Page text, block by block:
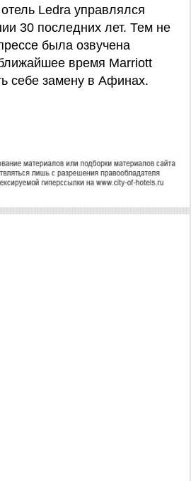
Ledra управлялся
30 последних лет. Тем не
была озвучена
время Marriott
себе замену в Афинах.